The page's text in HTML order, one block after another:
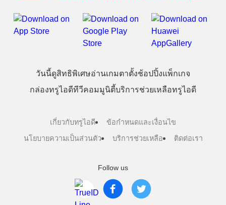
Follow us
วันนี้ดูสิทธิพิเศษอ่านเกมตาตั้งช้อปปิ้งแพ็กเกจ
กล่องทรูไอดีทีวีคอมมูนิตี้บริการช่วยเหลือทรูไอดี
เกี่ยวกับทรูไอดี
ข้อกำหนดและเงื่อนไข
นโยบายความเป็นส่วนตัว
บริการช่วยเหลือ ติดต่อเรา